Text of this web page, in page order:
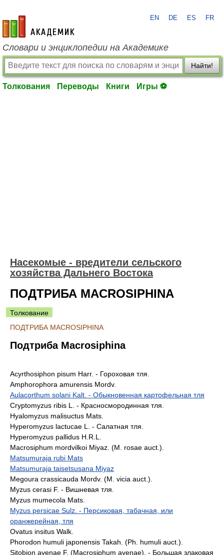
academic.ru
EN DE ES FR
Словари и энциклопедии на Академике
Найти!
Толкования Переводы Книги Игры ⚽
Насекомые - вредители сельского
хозяйства Дальнего Востока
ПОДТРИБА MACROSIPHINA
Толкование
ПОДТРИБА MACROSIPHINA
Подтриба Macrosiphina
Acyrthosiphon pisum Harr. - Гороховая тля.
Amphorophora amurensis Mordv.
Aulacorthum solani Kalt. - Обыкновенная картофельная тля
Cryptomyzus ribis L. - Красносмородинная тля.
Hyalomyzus malisuctus Mats.
Hyperomyzus lactucae L. - Салатная тля.
Hyperomyzus pallidus H.R.L.
Macrosiphum mordvilkoi Miyaz. (M. rosae auct.).
Matsumuraja rubi Mats
Matsumuraja taisetsusana Miyaz
Megoura crassicauda Mordv. (M. vicia auct.).
Myzus cerasi F. - Вишневая тля.
Myzus mumecola Mats.
Myzus persicae Sulz. - Персиковая, табачная, или
оранжерейная, тля
Ovatus insitus Walk.
Phorodon humuli japonensis Takah. (Ph. humuli auct.).
Sitobion avenae F. (Macrosiphum avenae). - Большая злаковая